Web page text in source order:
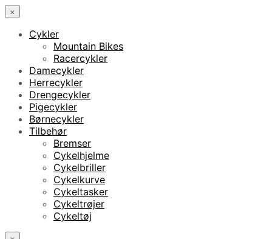
×
Cykler
Mountain Bikes
Racercykler
Damecykler
Herrecykler
Drengecykler
Pigecykler
Børnecykler
Tilbehør
Bremser
Cykelhjelme
Cykelbriller
Cykelkurve
Cykeltasker
Cykeltrøjer
Cykeltøj